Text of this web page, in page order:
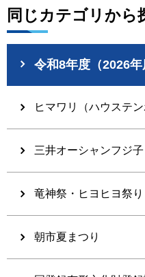
同じカテゴリから
令和8年度（2026
ヒマワリ（ハウステン
三井オーシャンフジ
竜神祭・ヒヨヒヨ祭り
朝市夏まつり